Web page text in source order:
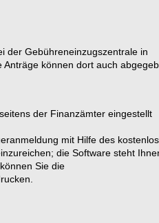
der Gebühreneinzugszentrale in
können dort auch
der Finanzämter eingestellt
mit Hilfe des
die Software steht
Sie die